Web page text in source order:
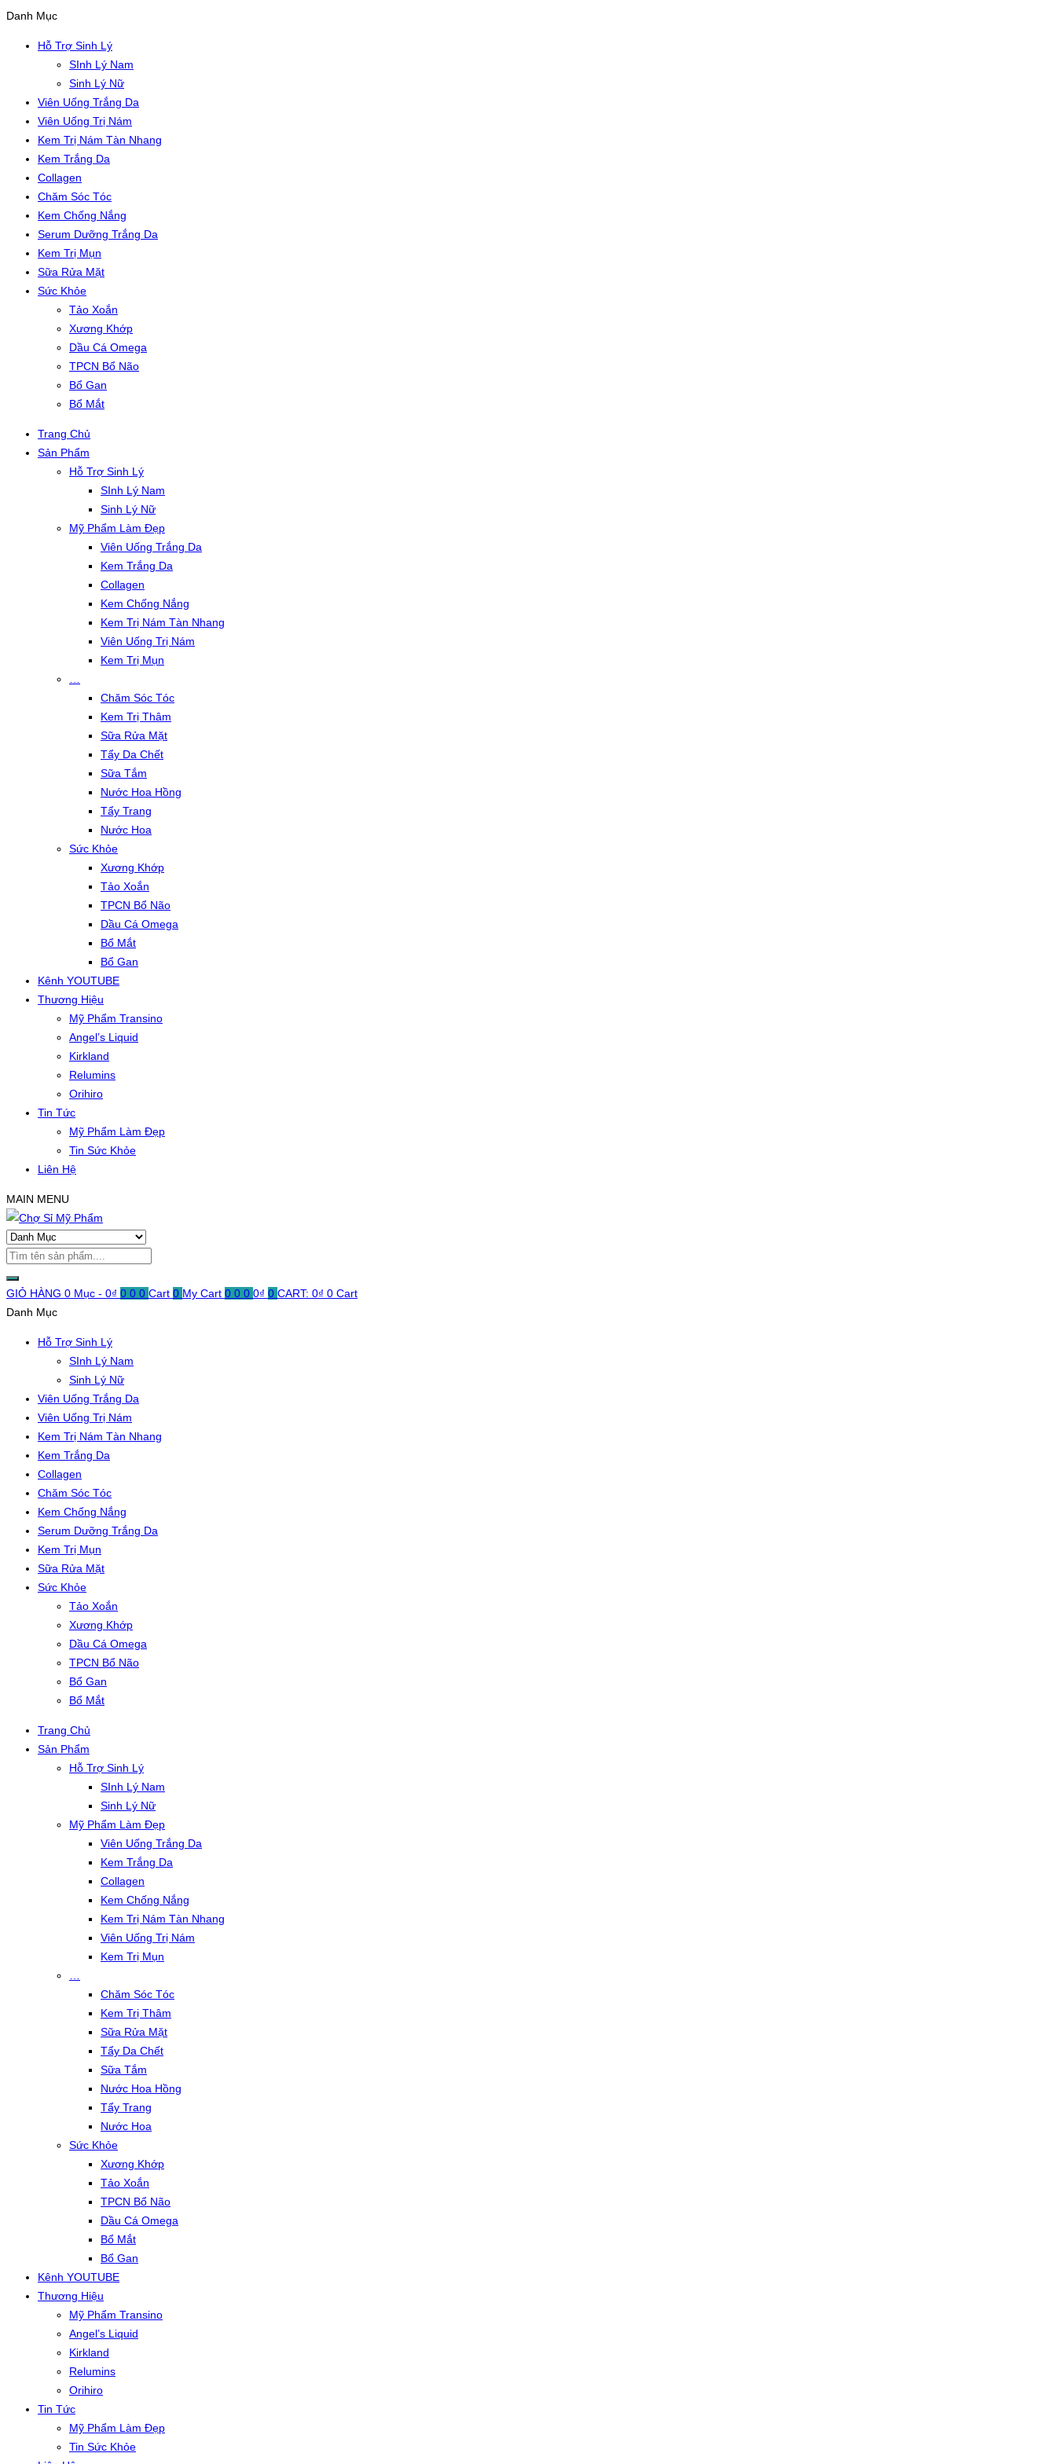
Danh Mục
Hỗ Trợ Sinh Lý
SInh Lý Nam
Sinh Lý Nữ
Viên Uống Trắng Da
Viên Uống Trị Nám
Kem Trị Nám Tàn Nhang
Kem Trắng Da
Collagen
Chăm Sóc Tóc
Kem Chống Nắng
Serum Dưỡng Trắng Da
Kem Trị Mụn
Sữa Rửa Mặt
Sức Khỏe
Tảo Xoắn
Xương Khớp
Dầu Cá Omega
TPCN Bổ Não
Bổ Gan
Bổ Mắt
Trang Chủ
Sản Phẩm
Hỗ Trợ Sinh Lý
SInh Lý Nam
Sinh Lý Nữ
Mỹ Phẩm Làm Đẹp
Viên Uống Trắng Da
Kem Trắng Da
Collagen
Kem Chống Nắng
Kem Trị Nám Tàn Nhang
Viên Uống Trị Nám
Kem Trị Mụn
Chăm Sóc Tóc
Kem Trị Thâm
Sữa Rửa Mặt
Tẩy Da Chết
Sữa Tắm
Nước Hoa Hồng
Tẩy Trang
Nước Hoa
Sức Khỏe
Xương Khớp
Tảo Xoắn
TPCN Bổ Não
Dầu Cá Omega
Bổ Mắt
Bổ Gan
Kênh YOUTUBE
Thương Hiệu
Mỹ Phẩm Transino
Angel’s Liquid
Kirkland
Relumins
Orihiro
Tin Tức
Mỹ Phẩm Làm Đẹp
Tin Sức Khỏe
Liên Hệ
MAIN MENU
GIỎ HÀNG 0 Mục - 0₫ 0 0 0 Cart 0 My Cart 0 0 0 0₫ 0 CART: 0₫ 0 Cart
Danh Mục
Hỗ Trợ Sinh Lý
SInh Lý Nam
Sinh Lý Nữ
Viên Uống Trắng Da
Viên Uống Trị Nám
Kem Trị Nám Tàn Nhang
Kem Trắng Da
Collagen
Chăm Sóc Tóc
Kem Chống Nắng
Serum Dưỡng Trắng Da
Kem Trị Mụn
Sữa Rửa Mặt
Sức Khỏe
Tảo Xoắn
Xương Khớp
Dầu Cá Omega
TPCN Bổ Não
Bổ Gan
Bổ Mắt
Trang Chủ
Sản Phẩm
Hỗ Trợ Sinh Lý
SInh Lý Nam
Sinh Lý Nữ
Mỹ Phẩm Làm Đẹp
Viên Uống Trắng Da
Kem Trắng Da
Collagen
Kem Chống Nắng
Kem Trị Nám Tàn Nhang
Viên Uống Trị Nám
Kem Trị Mụn
Chăm Sóc Tóc
Kem Trị Thâm
Sữa Rửa Mặt
Tẩy Da Chết
Sữa Tắm
Nước Hoa Hồng
Tẩy Trang
Nước Hoa
Sức Khỏe
Xương Khớp
Tảo Xoắn
TPCN Bổ Não
Dầu Cá Omega
Bổ Mắt
Bổ Gan
Kênh YOUTUBE
Thương Hiệu
Mỹ Phẩm Transino
Angel’s Liquid
Kirkland
Relumins
Orihiro
Tin Tức
Mỹ Phẩm Làm Đẹp
Tin Sức Khỏe